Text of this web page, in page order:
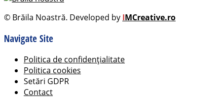
© Brăila Noastră. Developed by IMCreative.ro
Navigate Site
Politica de confidențialitate
Politica cookies
Setări GDPR
Contact